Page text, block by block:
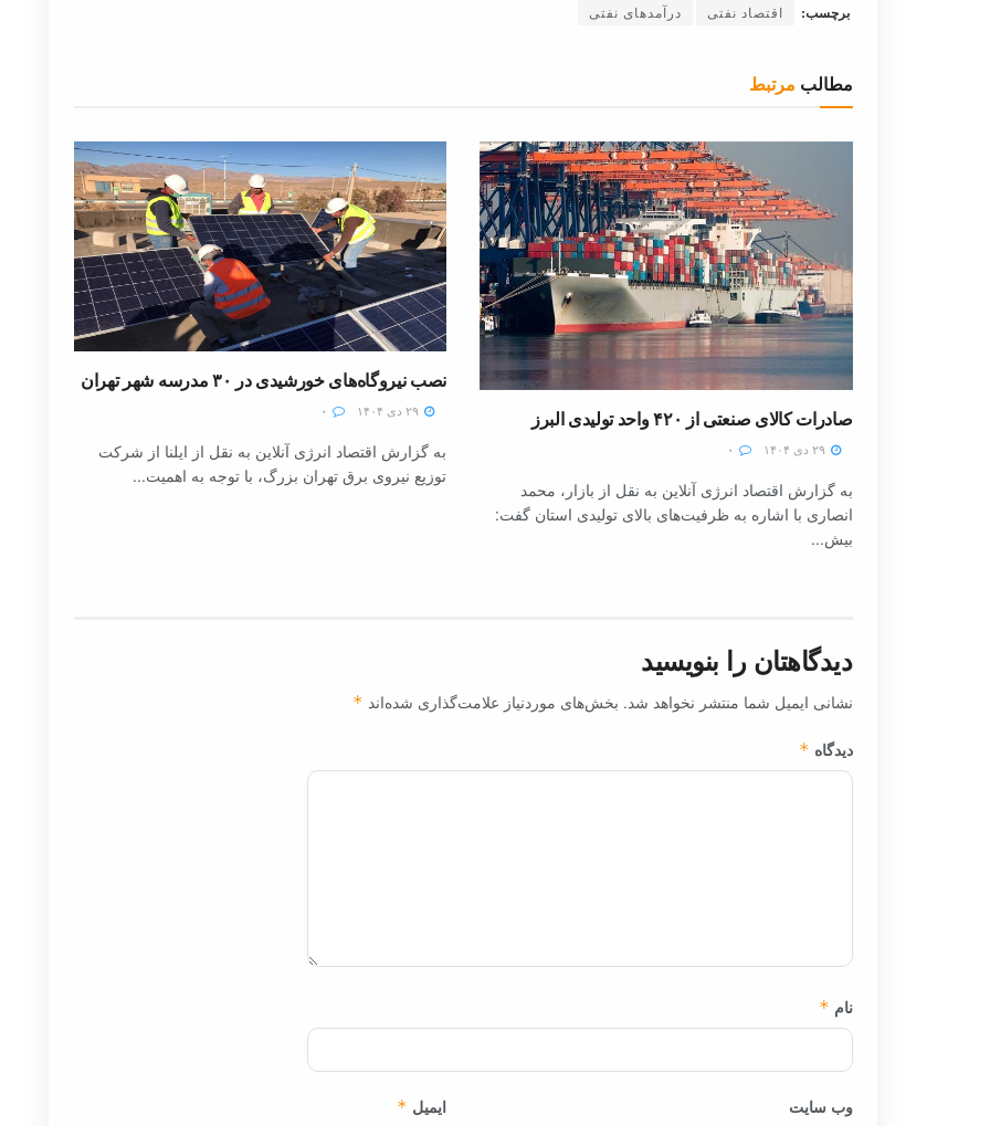
برچسب: اقتصاد نفتی درآمدهای نفتی
مطالب مرتبط
صادرات کالای صنعتی از ۴۲۰ واحد تولیدی البرز
به گزارش اقتصاد انرژی آنلاین به نقل از بازار، محمد
انصاری با اشاره به ظرفیت‌های بالای تولیدی استان گفت:
بیش...
نصب نیروگاه‌های خورشیدی در ۳۰ مدرسه شهر تهران
به گزارش اقتصاد انرژی آنلاین به نقل از ایلنا از شرکت
توزیع نیروی برق تهران بزرگ، با توجه به اهمیت...
دیدگاهتان را بنویسید
نشانی ایمیل شما منتشر نخواهد شد. بخش‌های موردنیاز علامت‌گذاری شده‌اند *
دیدگاه *
نام *
ایمیل * وب‌ سایت